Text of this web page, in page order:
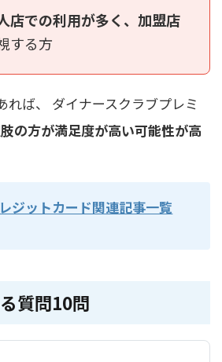
店での利用が多く、加盟店
する方
れば、 ダイナースクラブプレミ
の方が満足度が高い可能性が高
ジットカード関連記事一覧
質問10問